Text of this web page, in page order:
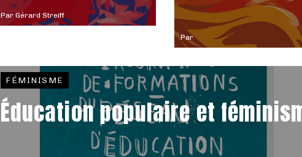
Par Gérard Streiff
Par
FÉMINISME
Éducation populaire et